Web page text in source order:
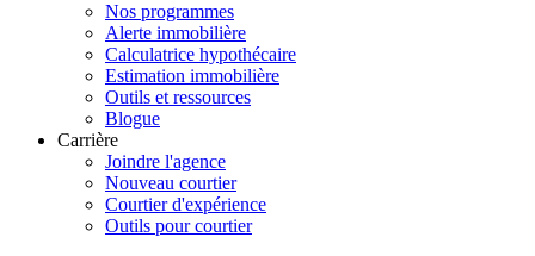
Nos programmes
Alerte immobilière
Calculatrice hypothécaire
Estimation immobilière
Outils et ressources
Blogue
Carrière
Joindre l'agence
Nouveau courtier
Courtier d'expérience
Outils pour courtier